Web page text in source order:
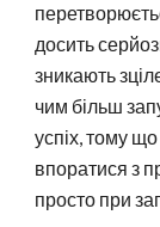
досить
зникають
чим більш
успіх, тому
впоратися з
просто при